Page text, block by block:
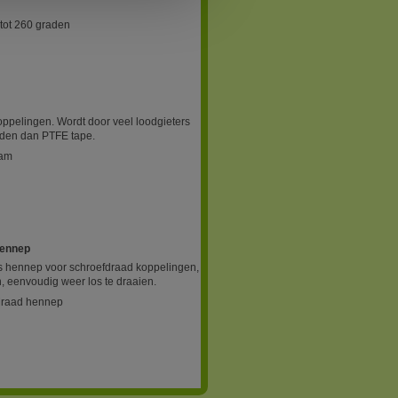
260 graden
Wordt door veel loodgieters
dan PTFE tape.
hennep voor schroefdraad koppelingen,
eenvoudig weer los te draaien.
hennep